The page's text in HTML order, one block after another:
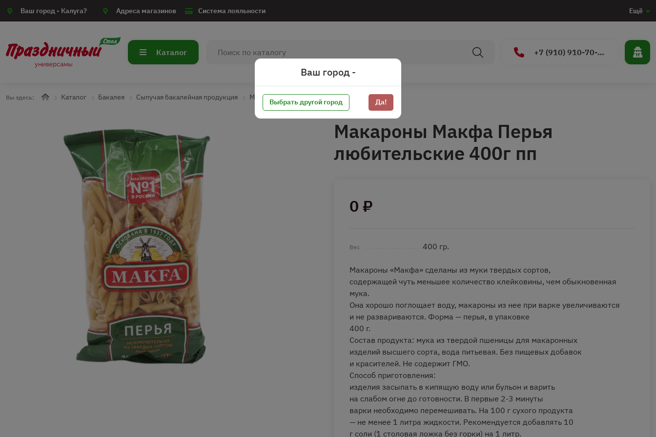
Ваш город - Калуга? Адреса магазинов Система лояльности Ещё
Каталог +7 (910) 910-70-15
Вы здесь: Каталог Бакалея Сыпучая бакалейная продукция Макароны Макароны фигурные
Макароны Макфа Перья
любительские 400г пп
0 ₽
Вес 400 гр.
Макароны «Макфа» сделаны из муки твердых сортов,
содержащей чуть меньшее количество клейковины, чем обыкновенная
мука.
Она хорошо поглощает воду, макароны из нее при варке увеличиваются
и не развариваются. Форма — перья, в упаковке
400 г.
Состав продукта: мука из твердой пшеницы для макаронных
изделий высшего сорта, вода питьевая. Без пищевых добавок
и красителей. Не содержит ГМО.
Способ приготовления:
изделия засыпать в кипящую воду или бульон и варить
на слабом огне до готовности. В первые 2-3 минуты
варки необходимо перемешивать. На 100 г сухого продукта
— не менее 1 литра жидкости. Рекомендуется добавлять 10
г соли (1 столовая ложка без горки) на 1 литр.
Ваш город -
Выбрать другой город Да!